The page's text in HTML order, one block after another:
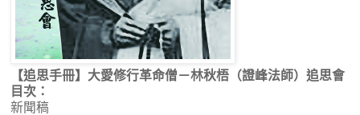
【追思手冊】大愛修行革命僧－林秋梧（證峰法師）追思會
目次：
新聞稿